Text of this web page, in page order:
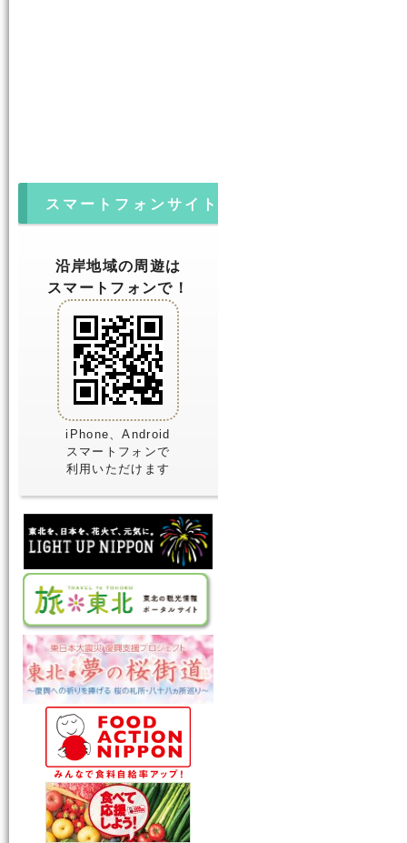
スマートフォンサイト
沿岸地域の周遊は
スマートフォンで！
iPhone、Android
スマートフォンで
利用いただけます